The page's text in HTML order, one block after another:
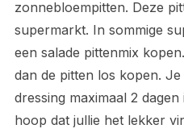
zonnebloempitten. Deze
supermarkt. In sommige
een salade pittenmix
dan de pitten los kopen.
dressing maximaal 2
hoop dat jullie het lekker